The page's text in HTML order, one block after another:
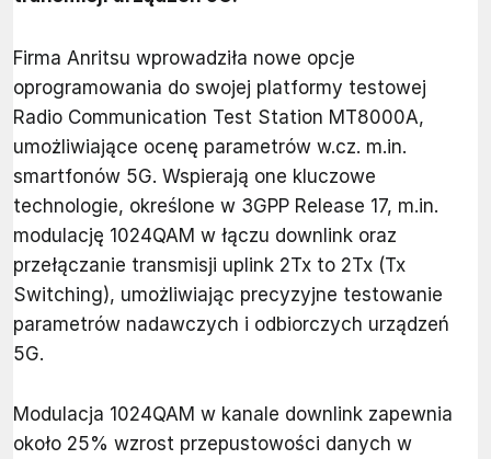
Firma Anritsu wprowadziła nowe opcje
oprogramowania do swojej platformy testowej
Radio Communication Test Station MT8000A,
umożliwiające ocenę parametrów w.cz. m.in.
smartfonów 5G. Wspierają one kluczowe
technologie, określone w 3GPP Release 17, m.in.
modulację 1024QAM w łączu downlink oraz
przełączanie transmisji uplink 2Tx to 2Tx (Tx
Switching), umożliwiając precyzyjne testowanie
parametrów nadawczych i odbiorczych urządzeń
5G.
Modulacja 1024QAM w kanale downlink zapewnia
około 25% wzrost przepustowości danych w